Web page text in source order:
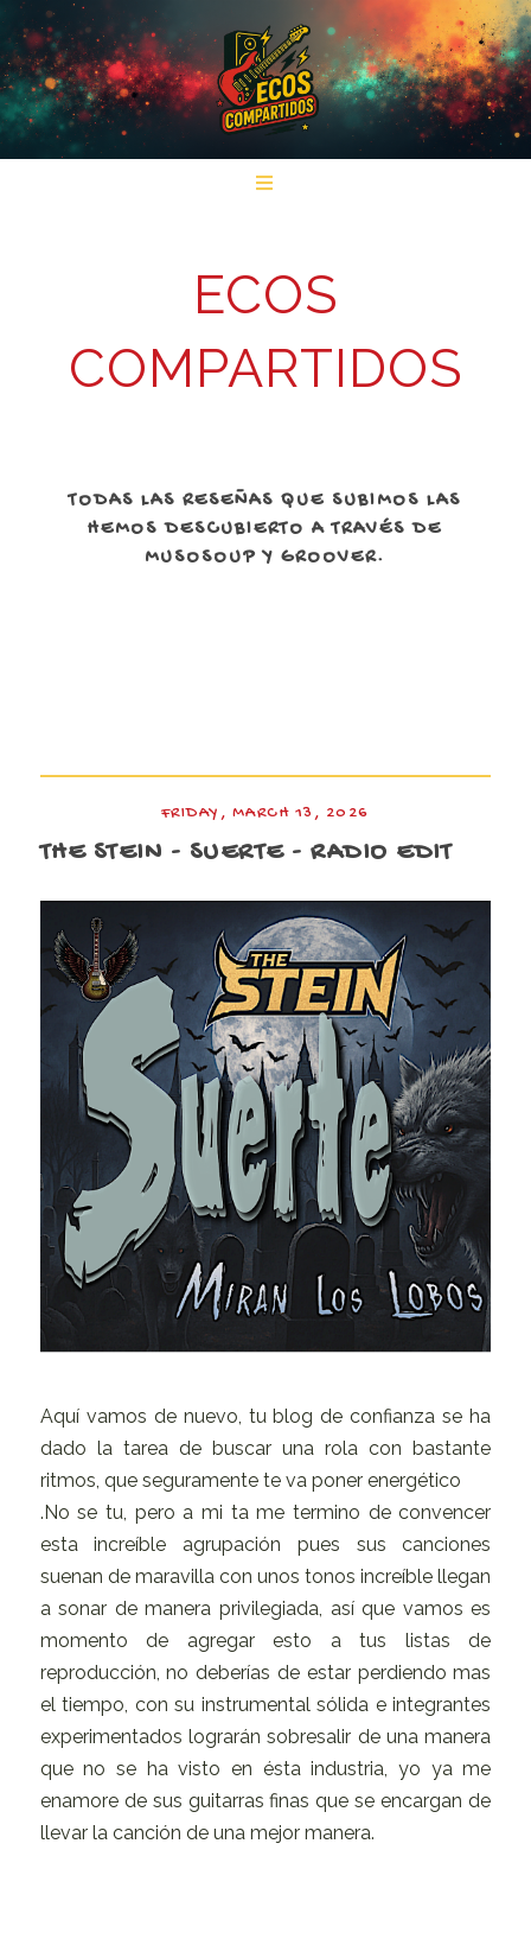
ECOS
COMPARTIDOS
TODAS LAS RESEÑAS QUE SUBIMOS LAS
HEMOS DESCUBIERTO A TRAVÉS DE
MUSOSOUP Y GROOVER.
FRIDAY, MARCH 13, 2026
THE STEIN - SUERTE - RADIO EDIT
Aquí vamos de nuevo, tu blog de confianza se ha
dado la tarea de buscar una rola con bastante
ritmos, que seguramente te va poner energético
. No se tu, pero a mi ta me termino de convencer
esta increíble agrupación pues sus canciones
suenan de maravilla con unos tonos increíble llegan
a sonar de manera privilegiada, así que vamos es
momento de agregar esto a tus listas de
reproducción, no deberías de estar perdiendo mas
el tiempo, con su instrumental sólida e integrantes
experimentados lograrán sobresalir de una manera
que no se ha visto en ésta industria, yo ya me
enamore de sus guitarras finas que se encargan de
llevar la canción de una mejor manera.